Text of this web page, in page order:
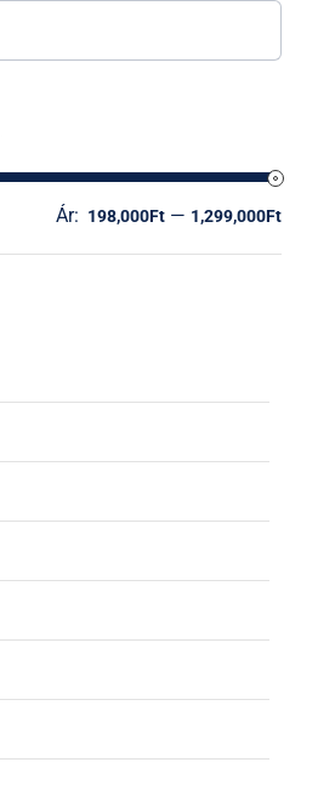
Min
ár
Max
ár
Ár: 198,000Ft — 1,299,000Ft